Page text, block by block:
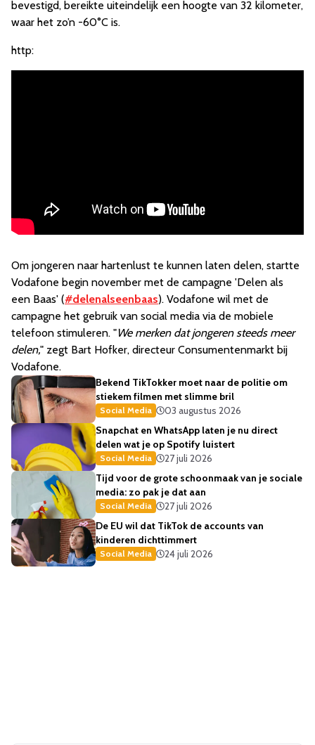
bevestigd, bereikte uiteindelijk een hoogte van 32 kilometer,
waar het zo’n -60°C is.
http:
Om jongeren naar hartenlust te kunnen laten delen, startte
Vodafone begin november met de campagne 'Delen als
een Baas' (#delenalseenbaas). Vodafone wil met de
campagne het gebruik van social media via de mobiele
telefoon stimuleren. "We merken dat jongeren steeds meer
delen," zegt Bart Hofker, directeur Consumentenmarkt bij
Vodafone.
Bekend TikTokker moet naar de politie om
stiekem filmen met slimme bril
Social Media
03 augustus 2026
Snapchat en WhatsApp laten je nu direct
delen wat je op Spotify luistert
Social Media
27 juli 2026
Tijd voor de grote schoonmaak van je sociale
media: zo pak je dat aan
Social Media
27 juli 2026
De EU wil dat TikTok de accounts van
kinderen dichttimmert
Social Media 24 juli 2026